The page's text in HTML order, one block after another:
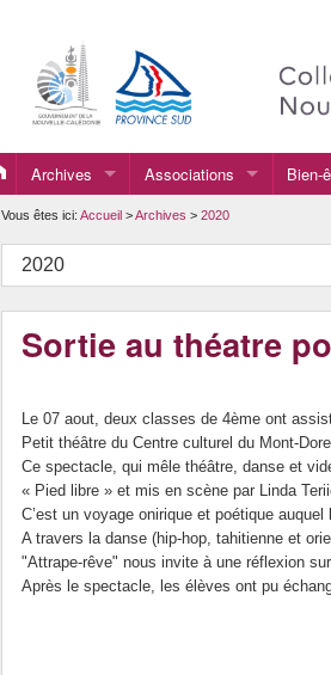
Archives
2019
2020
2022
2024
2025
Associations
Association Sportive
Bien-
Vous êtes ici: Accueil >Archives > 2020
2020
Sortie au théatre
Le 07 aout, deux classes de 4ème ont
Petit théâtre du Centre culturel du Mont-
Ce spectacle, qui mêle théâtre, danse et
« Pied libre » et mis en scène par Linda
C’est un voyage onirique et poétique
A travers la danse (hip-hop, tahitienne et
"Attrape-rêve" nous invite à une réflexion
Après le spectacle, les élèves ont pu